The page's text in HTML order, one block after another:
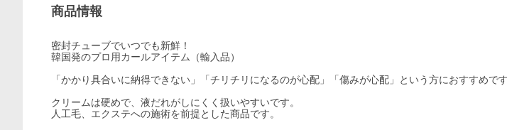
商品情報
密封チューブでいつでも新鮮！
韓国発のプロ用カールアイテム（輸入品）
「かかり具合いに納得できない」「チリチリになるのが心配」「傷みが心配」という方におすすめです
クリームは硬めで、液だれがしにくく扱いやすいです。
人工毛、エクステへの施術を前提とした商品です。